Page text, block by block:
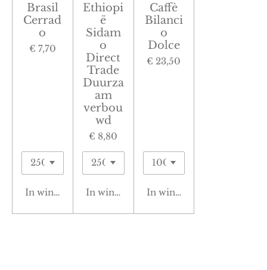
Brasil
Cerrad
o
€ 7,70
In winkelwagen
Ethiopi
ë
Sidam
o
Direct
Trade
Duurza
am
verbou
wd
€ 8,80
In winkelwagen
Caffè
Bilanci
o
Dolce
€ 23,50
In winkelwagen